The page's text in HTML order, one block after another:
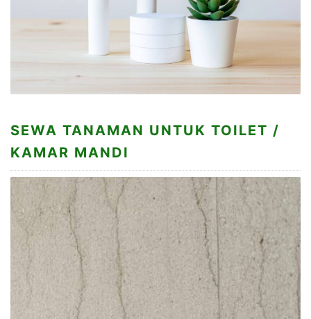
SEWA TANAMAN UNTUK TOILET /
KAMAR MANDI